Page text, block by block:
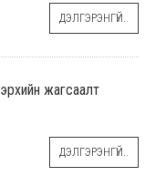
ДЭЛГЭРЭНГҮЙ..
жагсаалт
ДЭЛГЭРЭНГҮЙ..